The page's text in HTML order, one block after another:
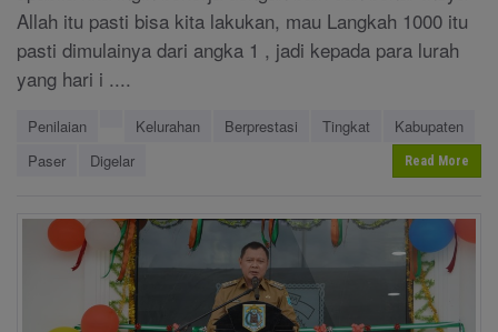
Allah itu pasti bisa kita lakukan, mau Langkah 1000 itu
pasti dimulainya dari angka 1 , jadi kepada para lurah
yang hari i ....
Penilaian Kelurahan Berprestasi Tingkat
Kabupaten
Paser
Digelar Read More